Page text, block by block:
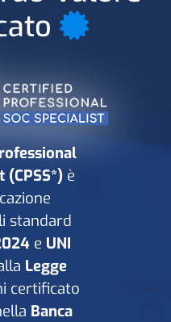
(CPSS*) è
standard
e UNI
Legge
certificato
Banca